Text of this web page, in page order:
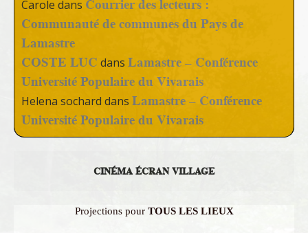
Carole dans Courrier des lecteurs :
Communauté de communes du Pays de
Lamastre
COSTE LUC dans Lamastre – Conférence
Université Populaire du Vivarais
Helena sochard dans Lamastre – Conférence
Université Populaire du Vivarais
CINÉMA ÉCRAN VILLAGE